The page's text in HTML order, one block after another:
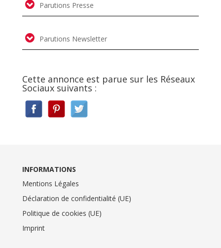
Parutions Presse
Parutions Newsletter
Cette annonce est parue sur les Réseaux
Sociaux suivants :
INFORMATIONS
Mentions Légales
Déclaration de confidentialité (UE)
Politique de cookies (UE)
Imprint